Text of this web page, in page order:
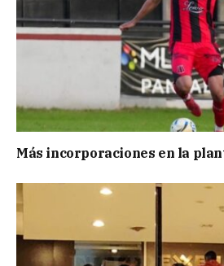
Más incorporaciones en la